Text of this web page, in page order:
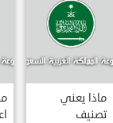
ماذا يعني
تصنيف